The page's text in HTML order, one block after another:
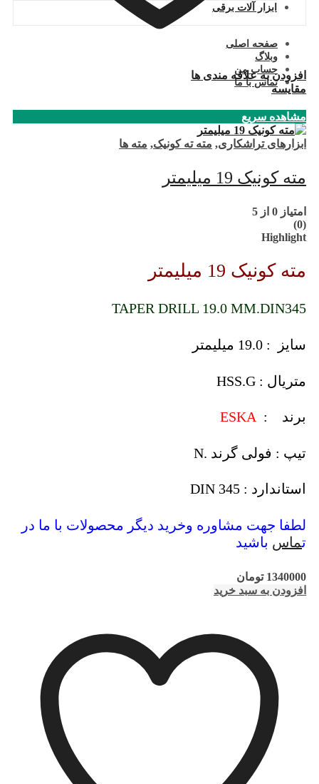
ابزار آلات برقی
صفحه اصلی
وبلاگ
حساب من
تماس با ما
افزودن به علاقه مندی ها
مقایسه
مشاهده سریع
ابزارهای تراشکاری, مته ته کونیک, مته ها
مته کونیک 19 میلیمتر
امتیاز 0 از 5
(0)
Highlight
مته کونیک 19 میلیمتر
TAPER DRILL 19.0 MM.DIN345
سایز : 19.0 میلیمتر
متریال : HSS.G
برند : ESKA
تیپ : فولی گرند .N
استاندارد : DIN 345
لطفا جهت مشاوره وخرید دیگر محصولات با ما در
تماس باشید
1340000 تومان
افزودن به سبد خرید